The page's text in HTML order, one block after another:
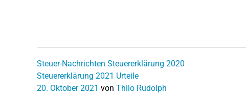
Steuer-Nachrichten Steuererklärung 2020
Steuererklärung 2021 Urteile
20. Oktober 2021 von Thilo Rudolph